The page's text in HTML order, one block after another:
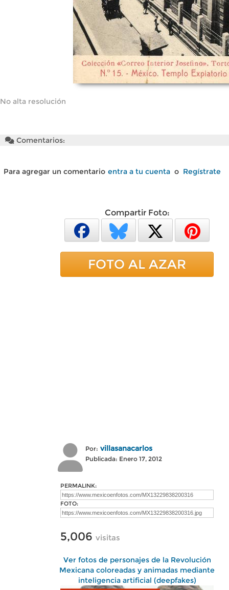
No alta resolución
Comentarios:
Para agregar un comentario entra a tu cuenta o Regístrate
Compartir Foto:
FOTO AL AZAR
Por: villasanacarlos
Publicada: Enero 17, 2012
PERMALINK:
FOTO:
5,006 visitas
Ver fotos de personajes de la Revolución
Mexicana coloreadas y animadas mediante
inteligencia artificial (deepfakes)